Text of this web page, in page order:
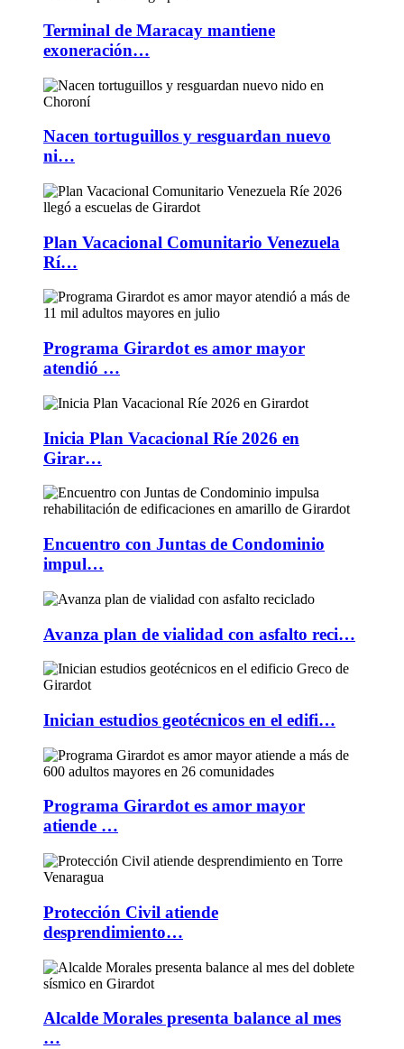
Terminal de Maracay mantiene
exoneración…
Nacen tortuguillos y resguardan nuevo
ni…
Plan Vacacional Comunitario Venezuela
Rí…
Programa Girardot es amor mayor
atendió …
Inicia Plan Vacacional Ríe 2026 en
Girar…
Encuentro con Juntas de Condominio
impul…
Avanza plan de vialidad con asfalto reci…
Inician estudios geotécnicos en el edifi…
Programa Girardot es amor mayor
atiende …
Protección Civil atiende
desprendimiento…
Alcalde Morales presenta balance al mes
…